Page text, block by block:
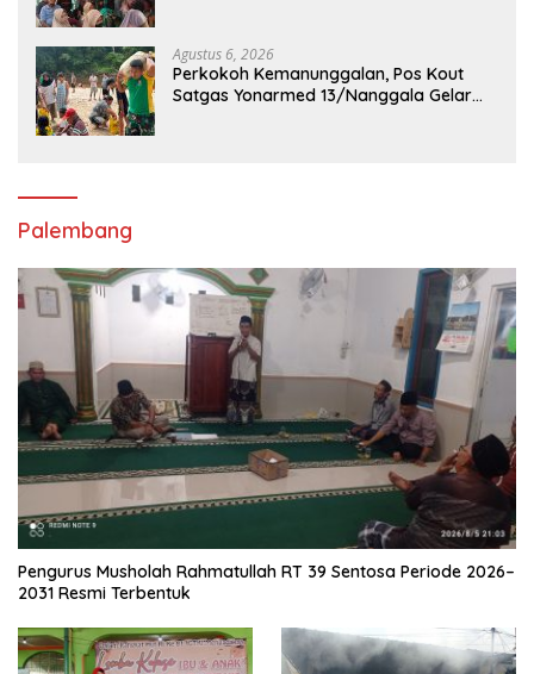
Agustus 6, 2026
Perkokoh Kemanunggalan, Pos Kout
Satgas Yonarmed 13/Nanggala Gelar
Palembang
Pengurus Musholah Rahmatullah RT 39 Sentosa Periode 2026–
2031 Resmi Terbentuk